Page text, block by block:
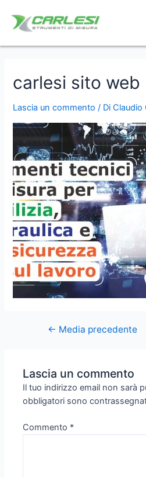
carlesi sito web
Lascia un commento / DiClaudio
← Media precedente
Lascia un commento
Il tuo indirizzo email non sarà
obbligatori sono
Commento *